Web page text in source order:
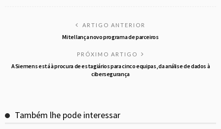
ARTIGO ANTERIOR
Mitel lança novo programa de parceiros
PRÓXIMO ARTIGO
A Siemens está à procura de estagiários para cinco equipas, da análise de dados à
cibersegurança
Também lhe pode interessar